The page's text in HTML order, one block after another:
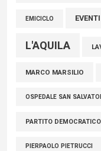
EMICICLO EVENTI
L'AQUILA
MARCO MARSILIO
OSPEDALE SAN
PARTITO DEMOCRATICO
PIERPAOLO PIETRUCCI